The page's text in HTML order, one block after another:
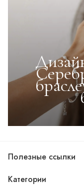
Полезные ссылки
Категории